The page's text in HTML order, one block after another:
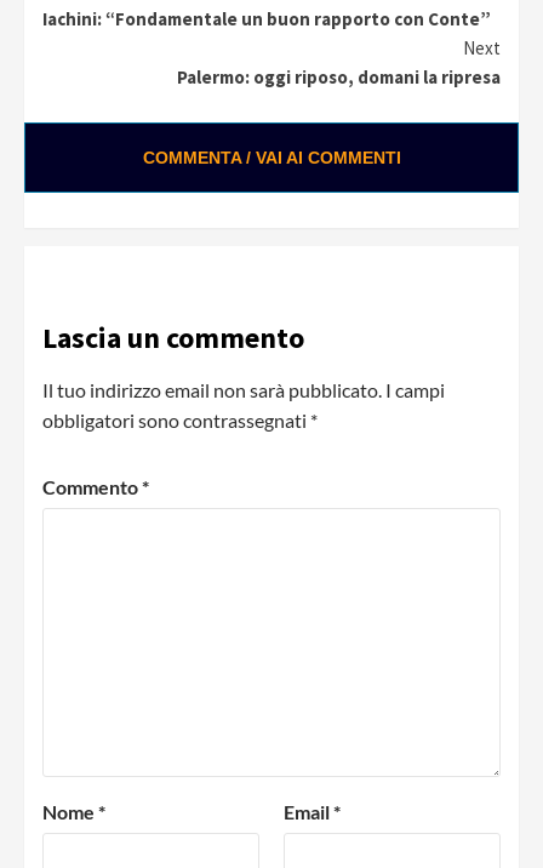
Iachini: “Fondamentale un buon rapporto con Conte”
Next
Palermo: oggi riposo, domani la ripresa
COMMENTA / VAI AI COMMENTI
0:01 / 0:25
Lascia un commento
Il tuo indirizzo email non sarà pubblicato. I campi
obbligatori sono contrassegnati *
Commento*
Nome * Email*